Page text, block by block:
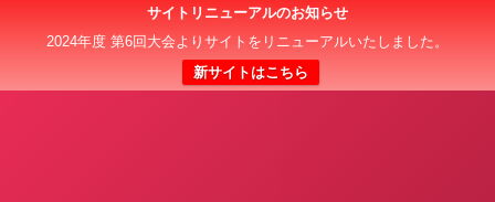
サイトリニューアルのお知らせ
2024年度 第6回大会よりサイトをリニューアルいたしました。
新サイトはこちら
日本クラブユース 女子サッカー大会(U-18)